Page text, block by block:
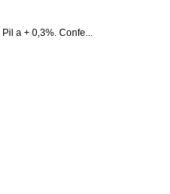
a + 0,3%. Confe...